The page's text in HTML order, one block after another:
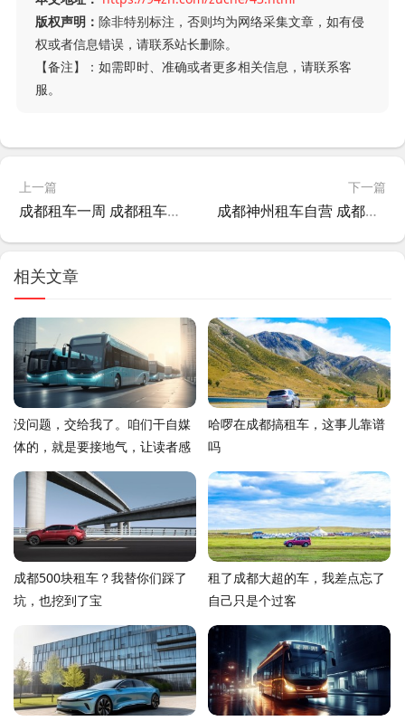
版权声明： 除非特别标注，否则均为网络采集文章，如有侵
权或者信息错误，请联系站长删除。
【备注】：如需即时、准确或者更多相关信息，请联系客
服。
上一篇
成都租车一周 成都租车怎么收费?
下一篇
成都神州租车自营 成都神州租车门店查询?
相关文章
没问题，交给我了。咱们干自媒
体的，就是要接地气，让读者感
觉像是在跟老朋友唠嗑，而不是
念说明书。给你整了一篇，你看
看这味儿对不对
哈啰在成都搞租车，这事儿靠谱
吗
成都500块租车？我替你们踩了
坑，也挖到了宝
租了成都大超的车，我差点忘了
自己只是个过客